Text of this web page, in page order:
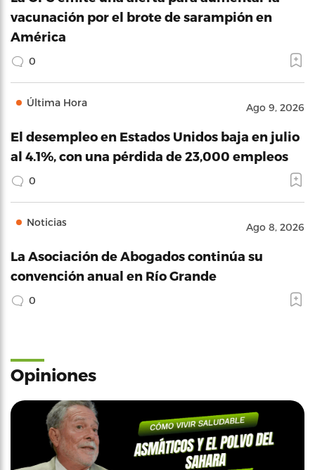
vacunación por el brote de sarampión en
América
0
Última Hora Ago 9, 2026
El desempleo en Estados Unidos baja en julio
al 4.1%, con una pérdida de 23,000 empleos
0
Noticias Ago 8, 2026
La Asociación de Abogados continúa su
convención anual en Río Grande
0
Opiniones